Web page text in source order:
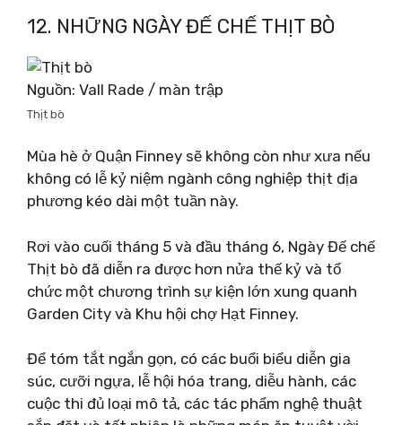
12. NHỮNG NGÀY ĐẾ CHẾ THỊT BÒ
Nguồn: Vall Rade / màn trập
Thịt bò
Mùa hè ở Quận Finney sẽ không còn như xưa nếu
không có lễ kỷ niệm ngành công nghiệp thịt địa
phương kéo dài một tuần này.
Rơi vào cuối tháng 5 và đầu tháng 6, Ngày Đế chế
Thịt bò đã diễn ra được hơn nửa thế kỷ và tổ
chức một chương trình sự kiện lớn xung quanh
Garden City và Khu hội chợ Hạt Finney.
Để tóm tắt ngắn gọn, có các buổi biểu diễn gia
súc, cưỡi ngựa, lễ hội hóa trang, diễu hành, các
cuộc thi đủ loại mô tả, các tác phẩm nghệ thuật